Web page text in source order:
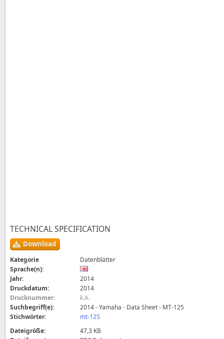
TECHNICAL SPECIFICATION
Download
Kategorie
Datenblätter
Sprache(n):
Jahr:
2014
Druckdatum:
2014
Drucknummer:
k.A.
Suchbegriff(e):
2014 - Yamaha - Data Sheet - MT-125
Stichwörter:
mt-125
Dateigröße:
47,3 KB